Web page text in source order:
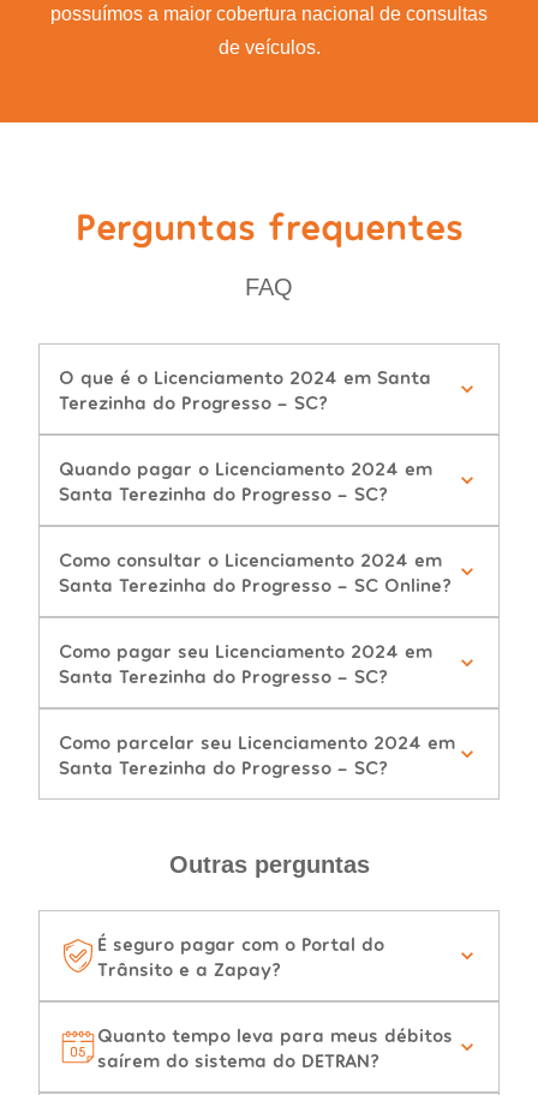
possuímos a maior cobertura nacional de consultas
de veículos.
Perguntas frequentes
FAQ
O que é o Licenciamento 2024 em Santa
Terezinha do Progresso - SC?
Quando pagar o Licenciamento 2024 em
Santa Terezinha do Progresso - SC?
Como consultar o Licenciamento 2024 em
Santa Terezinha do Progresso - SC Online?
Como pagar seu Licenciamento 2024 em
Santa Terezinha do Progresso - SC?
Como parcelar seu Licenciamento 2024 em
Santa Terezinha do Progresso - SC?
Outras perguntas
É seguro pagar com o Portal do
Trânsito e a Zapay?
Quanto tempo leva para meus débitos
saírem do sistema do DETRAN?